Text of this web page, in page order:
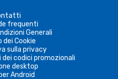
frequenti
Generali
dei Cookie
sulla privacy
dei codici promozionali
desktop
Android